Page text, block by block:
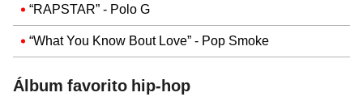
“RAPSTAR” - Polo G
“What You Know Bout Love” - Pop Smoke
Álbum favorito hip-hop